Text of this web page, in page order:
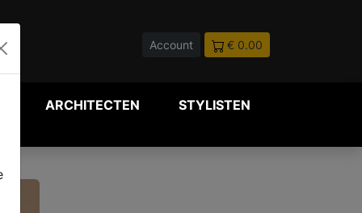
Account € 0.00
ARCHITECTEN STYLISTEN